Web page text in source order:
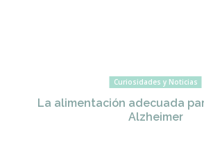
Curiosidades y Noticias
La alimentación adecuada
Alzheimer